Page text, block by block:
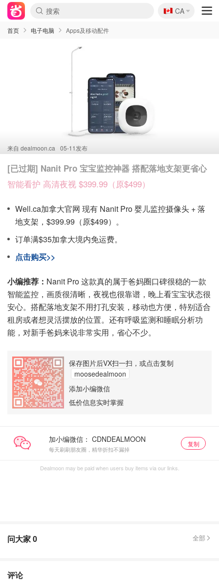
🇨🇦
CA
首页 电子电脑 Apps及移动配件
来自 dealmoon.ca 05-11发布
[已过期] Nanit Pro 宝宝监控神器 搭配落地支架更省心
智能看护 高清夜视 $399.99（原$499）
Well.ca加拿大官网 现有 Nanit Pro 婴儿监控摄像头 + 落
地支架，$399.99（原$499）。
订单满$35加拿大境内免运费。
点击购买>>
小编推荐： Nanit Pro 这款真的属于爸妈圈口碑很稳的一款
智能监控，画质很清晰，夜视也很靠谱，晚上看宝宝状态很
安心。搭配落地支架不用打孔安装，移动也方便，特别适合
租房或者想灵活摆放的位置。还有呼吸监测和睡眠分析功
能，对新手爸妈来说非常实用，省心不少。
保存图片后VX扫一扫，或点击复制
moosedealmoon
添加小编微信
低价信息实时掌握
加小编微信：
每天刷刷朋友圈，精华折扣不漏掉
复制
Dealmoon may be paid when users buy items via our links.
问大家0 全部
评论